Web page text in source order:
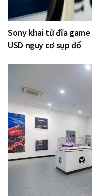
Sony khai tử đĩa
USD nguy cơ sụp đổ